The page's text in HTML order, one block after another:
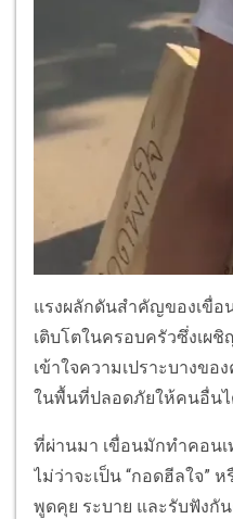
แรงผลักดันสำคัญของเขื่
เติบโตในครอบครัวซึ่งเผ
เข้าใจความเปราะบางขอ
ในพื้นที่ปลอดภัยให้คนอื่น
ที่ผ่านมา เขื่อนมักทำคอน
ไม่ว่าจะเป็น “กอดฮีลใจ”
พูดคุย ระบาย และรับฟังกั